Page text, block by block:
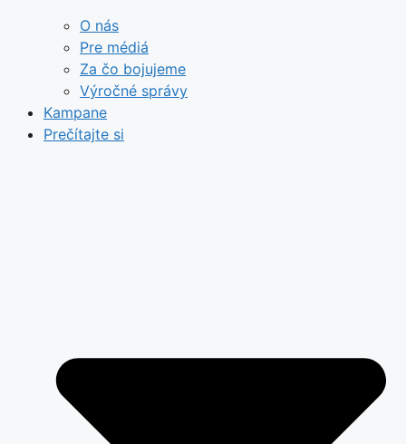
O nás
Pre médiá
Za čo bojujeme
Výročné správy
Kampane
Prečítajte si